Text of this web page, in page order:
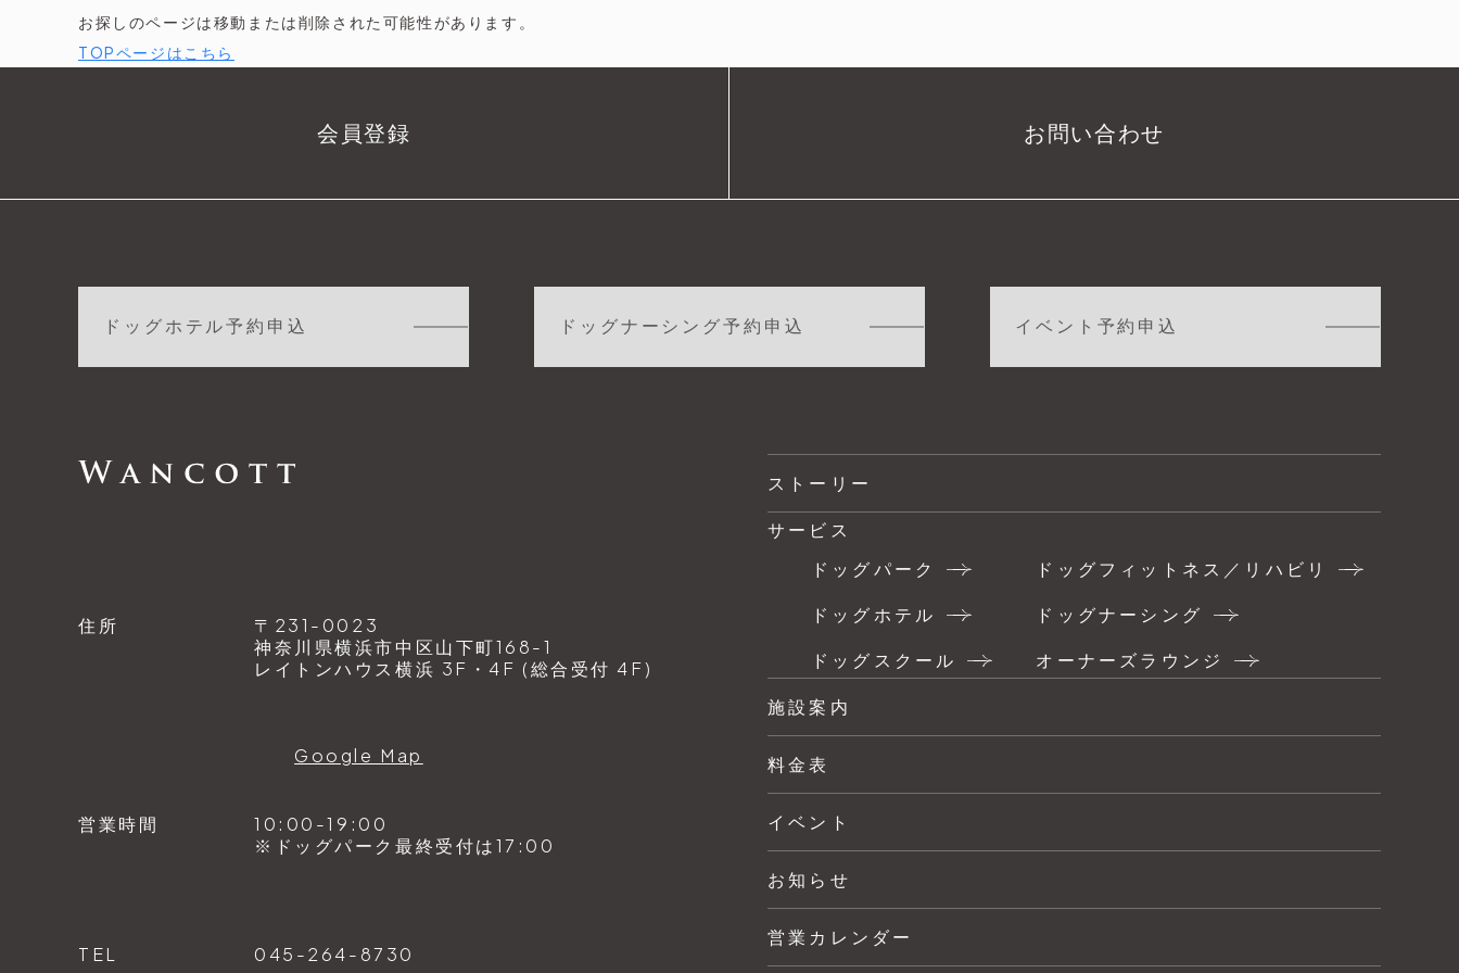
お探しのページは移動または削除された可能性があります。
TOPページはこちら
会員登録 お問い合わせ
ドッグホテル予約申込 ドッグナーシング予約申込 イベント予約申込
ストーリー
サービス
ドッグパーク
ドッグホテル
ドッグスクール
ドッグフィットネス／リハビリ
ドッグナーシング
オーナーズラウンジ
施設案内
料金表
イベント
お知らせ
営業カレンダー
住所
〒231-0023
神奈川県横浜市中区山下町168-1
レイトンハウス横浜 3F・4F (総合受付 4F)
Google Map
営業時間
10:00-19:00
※ドッグパーク最終受付は17:00
TEL 045-264-8730